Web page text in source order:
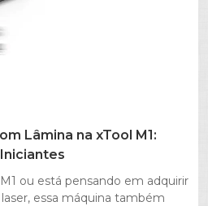
Lâmina na xTool M1:
ou está pensando em adquirir
essa máquina também